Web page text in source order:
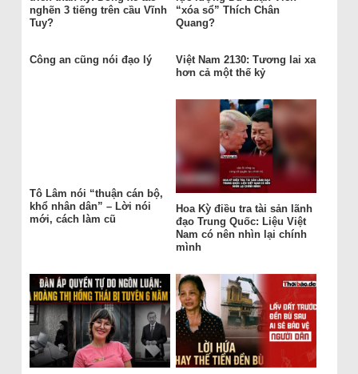
nghẽn 3 tiếng trên cầu Vĩnh
Tuy?
“xóa sổ” Thích Chân
Quang?
Công an cũng nói đạo lý
Việt Nam 2130: Tương lai xa
hơn cả một thế kỷ
Tô Lâm nói “thuận cán bộ,
khổ nhân dân” – Lời nói
mới, cách làm cũ
Hoa Kỳ điều tra tài sản lãnh
đạo Trung Quốc: Liệu Việt
Nam có nên nhìn lại chính
mình